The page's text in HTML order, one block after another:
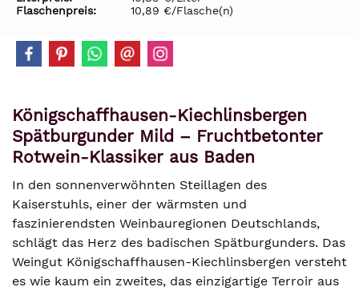
Flaschenpreis:
10,89 €/Flasche(n)
Königschaffhausen-Kiechlinsbergen
Spätburgunder Mild – Fruchtbetonter
Rotwein-Klassiker aus Baden
In den sonnenverwöhnten Steillagen des
Kaiserstuhls, einer der wärmsten und
faszinierendsten Weinbauregionen Deutschlands,
schlägt das Herz des badischen Spätburgunders. Das
Weingut Königschaffhausen-Kiechlinsbergen versteht
es wie kaum ein zweites, das einzigartige Terroir aus